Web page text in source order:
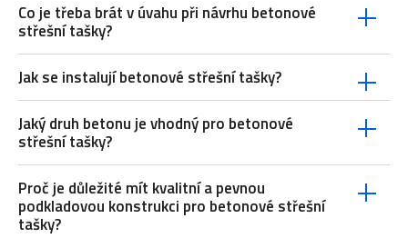
Co je třeba brát v úvahu při návrhu betonové
střešní tašky?
Jak se instalují betonové střešní tašky?
Jaký druh betonu je vhodný pro betonové
střešní tašky?
Proč je důležité mít kvalitní a pevnou
podkladovou konstrukci pro betonové střešní
tašky?